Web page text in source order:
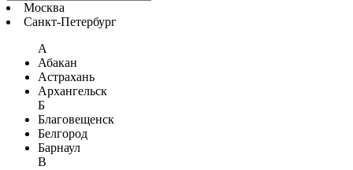
Москва
Санкт-Петербург
А
Абакан
Астрахань
Архангельск
Б
Благовещенск
Белгород
Барнаул
В